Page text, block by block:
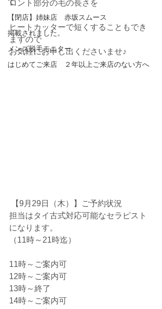
【閉店】姉妹店 赤坂スムース
掲載されました。
メンズ脱毛モニター
はじめてご来店 ２年以上ご来店のない方へ
ロント部分の毛の長さを
ヒートカッターで短くすることもでき
ますので
お気軽にお申し出くださいませ♪
【9月29日（木）】ご予約状況
担当はタイ古式対応可能なセラピスト
になります。
（11時～21時迄）
11時～ご案内可
12時～ご案内可
13時～終了
14時～ご案内可